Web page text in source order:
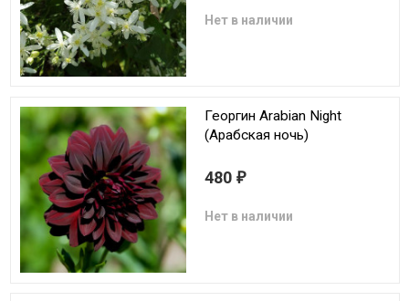
Нет в наличии
Георгин Arabian Night
(Арабская ночь)
480 ₽
Нет в наличии